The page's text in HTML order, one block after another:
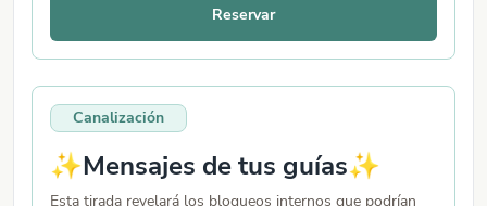
Reservar
Canalización
✨Mensajes de tus guías✨
Esta tirada revelará los bloqueos internos que podrían